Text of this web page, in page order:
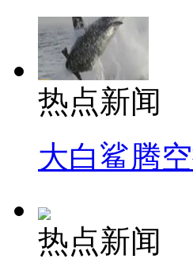
热点新闻
大白鲨腾
热点新闻